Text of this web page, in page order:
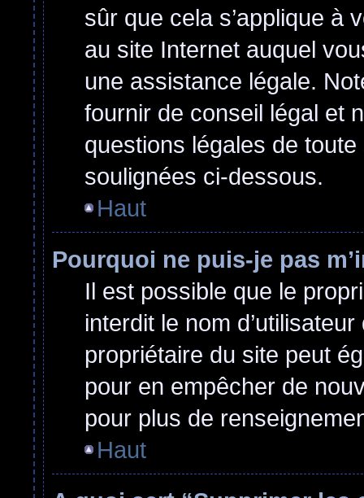
sûr que cela s’applique à
au site Internet auquel
une assistance légale.
fournir de conseil légal et
questions légales de
soulignées ci-dessous.
Haut
Pourquoi ne puis-je pas
Il est possible que le
interdit le nom
propriétaire du site peut
pour en empêcher de
pour plus de
Haut